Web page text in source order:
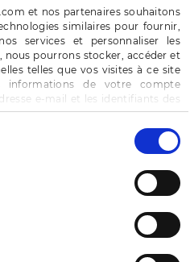
et nos partenaires souhaitons
similaires pour fournir,
services et personnaliser les
nous pourrons stocker, accéder et
telles que vos visites à ce site
informations de votre compte
e-mail et les identifiants des
» pour consentir à ces
» pour vous y opposer ou
concernant chaque catégorie
la sélection » pour valider vos
modifier vos préférences
vie privée